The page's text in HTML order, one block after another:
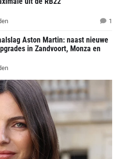
1
Aston Martin: naast nieuwe
in Zandvoort, Monza en